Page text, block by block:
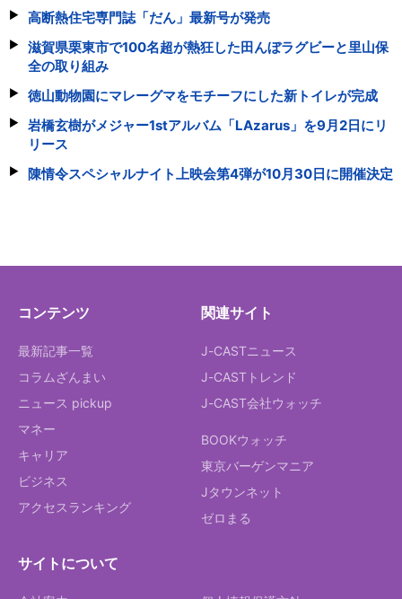
高断熱住宅専門誌「だん」最新号が発売
滋賀県栗東市で100名超が熱狂した田んぼラグビーと里山保
全の取り組み
徳山動物園にマレーグマをモチーフにした新トイレが完成
岩橋玄樹がメジャー1stアルバム「LAzarus」を9月2日にリ
リース
陳情令スペシャルナイト上映会第4弾が10月30日に開催決定
コンテンツ
最新記事一覧
コラムざんまい
ニュース pickup
マネー
キャリア
ビジネス
アクセスランキング
関連サイト
J-CASTニュース
J-CASTトレンド
J-CAST会社ウォッチ
BOOKウォッチ
東京バーゲンマニア
Jタウンネット
ゼロまる
サイトについて